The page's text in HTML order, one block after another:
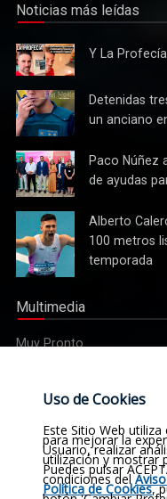
Noticias más leídas
Y La
Profecía
se hizo
realidad
Y La
Detenidas
tres
mujeres
por robar
21.000
euros a
anciano
en Mota
del
Cuervo
Detenidas
un anciano
Paco
Núñez
anuncia
en Mota
Cuervo un
plan de
para las
bandas
de
Paco Núñez
de ayudas
Alberto
Calero
vuela en
Alicante y
los 100
lisos con
Alberto
100 metros
temporada
Multimedia
Muy Pronto
Noticias Actualidad
Opinión Deportes
Uso de Cookies
Este Sitio Web
para mejorar la
Usuario, realizar
utilización y mostrar
Puedes pulsar
condiciones del
Política de Cookies,